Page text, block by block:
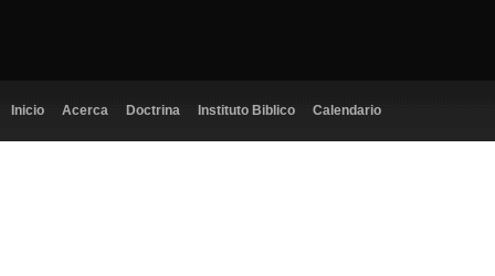
Inicio Acerca Doctrina Instituto Biblico Calendario